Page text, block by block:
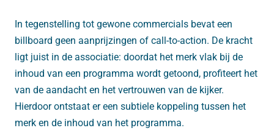
In tegenstelling tot gewone commercials bevat een
billboard geen aanprijzingen of call-to-action. De kracht
ligt juist in de associatie: doordat het merk vlak bij de
inhoud van een programma wordt getoond, profiteert het
van de aandacht en het vertrouwen van de kijker.
Hierdoor ontstaat er een subtiele koppeling tussen het
merk en de inhoud van het programma.